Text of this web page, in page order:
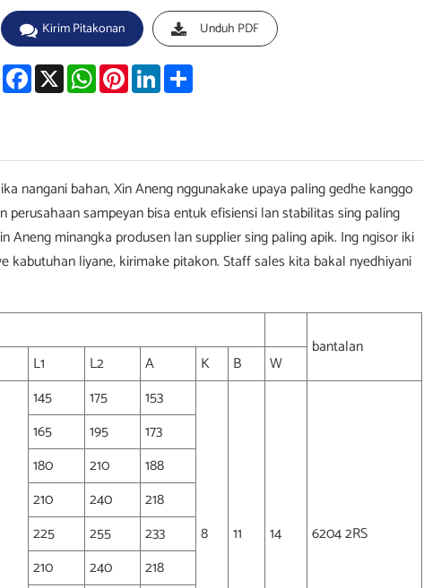
Kirim Pitakonan Unduh PDF
Facebook
X WhatsApp
PinterestLinkedInShare
nangani bahan, Xin Aneng nggunakake upaya paling gedhe kanggo
sampeyan bisa entuk efisiensi lan stabilitas sing paling
minangka produsen lan supplier sing paling apik. Ing ngisor iki
liyane, kirimake pitakon. Staff sales kita bakal nyedhiyani
bantalan
L1 L2 A K B
W
145 175 153
8 11 14 6204 2RS
165 195
173
180 210
188
210 240
218
225 255
233
210 240
218